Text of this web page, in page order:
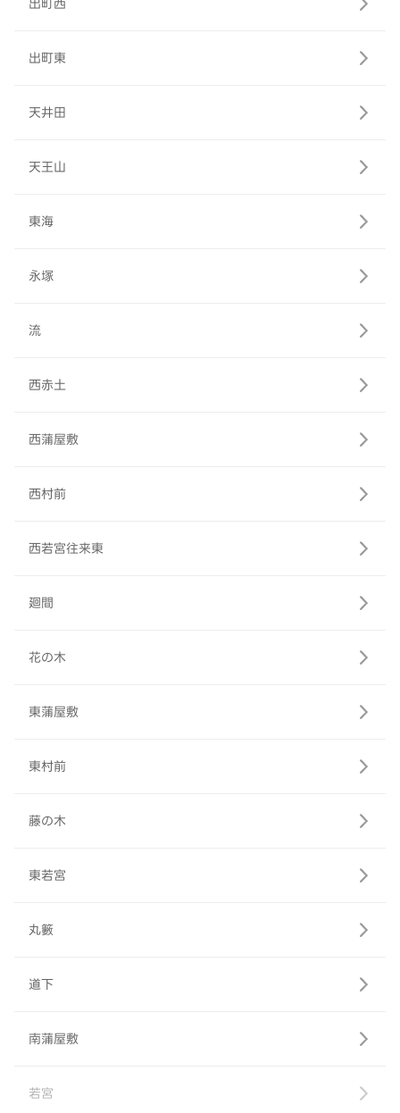
出町東
天井田
天王山
東海
永塚
流
西赤土
西蒲屋敷
西村前
西若宮往来東
廻間
花の木
東蒲屋敷
東村前
藤の木
東若宮
丸籔
道下
南蒲屋敷
若宮